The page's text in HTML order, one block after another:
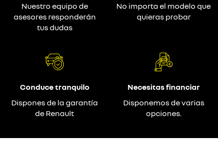
Nuestro equipo de
asesores responderán
tus dudas
No importa el modelo que
quieras probar
Conduce tranquilo
Dispones de la garantía
de Renault
Necesitas financiar
Disponemos de varias
opciones.